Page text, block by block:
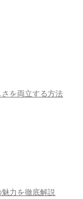
を両立する方法
力を徹底解説